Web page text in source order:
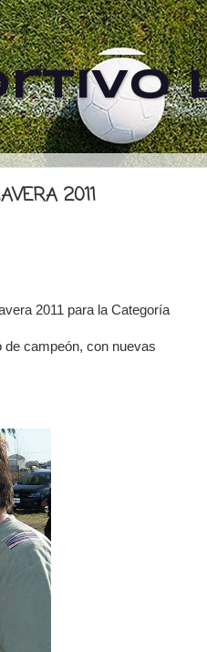
2011
2011 para la Categoría
de campeón, con nuevas